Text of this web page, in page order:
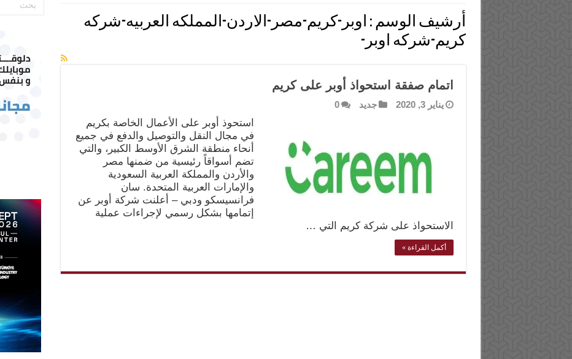
أرشيف الوسم : اوبر-كريم-مصر-الاردن-المملكه العربيه-شركه
كريم-شركه اوبر-
اتمام صفقة استحواذ أوبر على كريم
يناير 3, 2020 جديد 0
استحوذ أوبر على الأعمال الخاصة بكريم
في مجال النقل والتوصيل والدفع في جميع
أنحاء منطقة الشرق الأوسط الكبير، والتي
تضم أسواقاً رئيسية من ضمنها مصر
والأردن والمملكة العربية السعودية
والإمارات العربية المتحدة. سان
فرانسيسكو ودبي – أعلنت شركة أوبر عن
إتمامها بشكل رسمي لإجراءات عملية
الاستحواذ على شركة كريم التي …
أكمل القراءة »